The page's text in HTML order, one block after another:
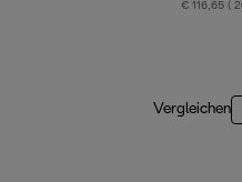
€ 116,65 (
Vergleichen